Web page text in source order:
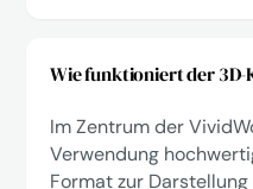
Wie funktioniert der
Im Zentrum der
Verwendung
Format zur